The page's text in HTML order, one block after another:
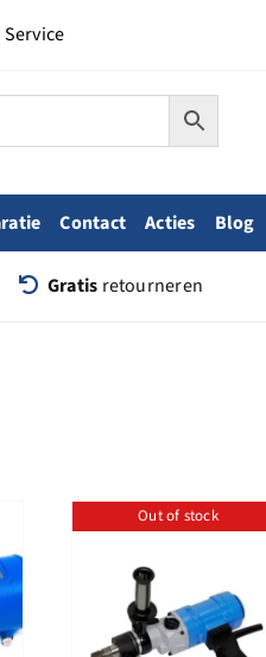
Service
Contact Acties Blog
Gratis retourneren
Out of stock